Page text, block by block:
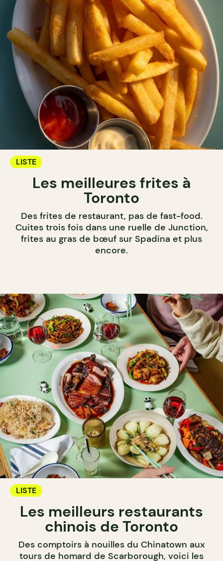
LISTE
Les meilleures frites à
Toronto
Des frites de restaurant, pas de fast-food.
Cuites trois fois dans une ruelle de Junction,
frites au gras de bœuf sur Spadina et plus
encore.
LISTE
Les meilleurs restaurants
chinois de Toronto
Des comptoirs à nouilles du Chinatown aux
tours de homard de Scarborough, voici les